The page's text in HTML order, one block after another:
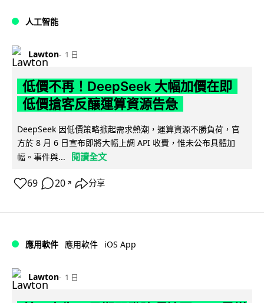
人工智能
Lawton 1 日
低價不再！DeepSeek 大幅加價在即
低價搶客反釀運算資源告急
DeepSeek 因低價策略掀起需求熱潮，運算資源不勝負荷，官
方於 8 月 6 日宣布即將大幅上調 API 收費，惟未公布具體加
幅。事件與...
閱讀全文
69 20 ↗ 分享
應用軟件 應用軟件 iOS App
Lawton 1 日